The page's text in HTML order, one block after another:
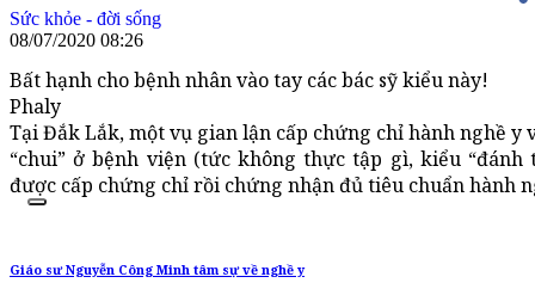
Sức khỏe - đời sống
08/07/2020 08:26
Bất hạnh cho bệnh nhân vào tay các bác sỹ kiểu này!
Phaly
Tại Đắk Lắk, một vụ gian lận cấp chứng chỉ hành nghề y
“chui” ở bệnh viện (tức không thực tập gì, kiểu
được cấp chứng chỉ rồi chứng nhận đủ tiêu chuẩn hành
Giáo sư Nguyễn Công Minh tâm sự về nghề y